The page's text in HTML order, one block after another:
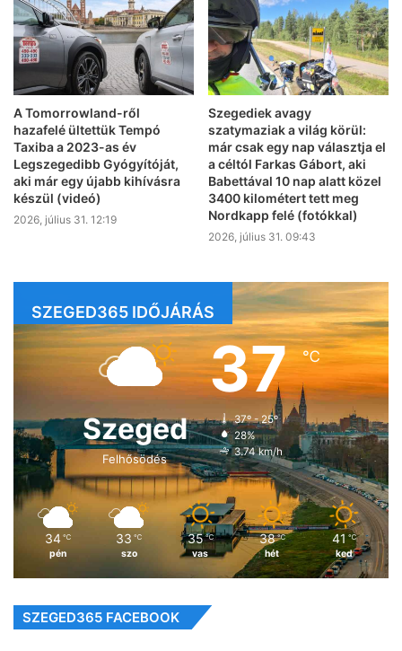
A Tomorrowland-ről
hazafelé ültettük Tempó
Taxiba a 2023-as év
Legszegedibb Gyógyítóját,
aki már egy újabb kihívásra
készül (videó)
2026, július 31. 12:19
Szegediek avagy
szatymaziak a világ körül:
már csak egy nap választja el
a céltól Farkas Gábort, aki
Babettával 10 nap alatt közel
3400 kilométert tett meg
Nordkapp felé (fotókkal)
2026, július 31. 09:43
SZEGED365 IDŐJÁRÁS
Szeged
Felhősödés
37℃
37º - 25º
28%
3.74 km/h
34 ℃
pén
33 ℃
szo
35 ℃
vas
38 ℃
hét
41 ℃
ked
SZEGED365 FACEBOOK